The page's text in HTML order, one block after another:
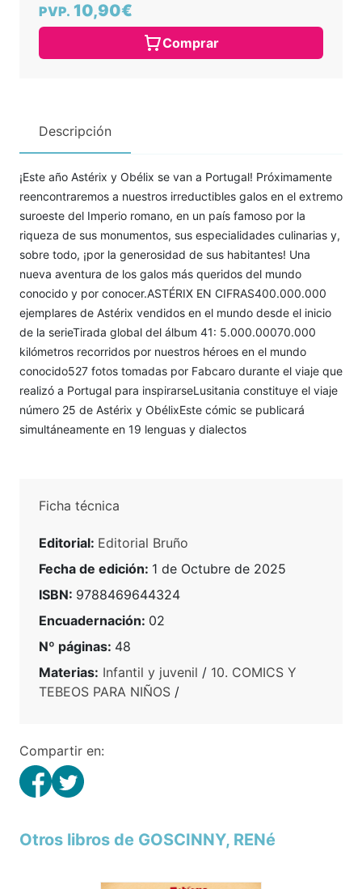
PVP. 10,90€
Comprar
Descripción
¡Este año Astérix y Obélix se van a Portugal! Próximamente
reencontraremos a nuestros irreductibles galos en el extremo
suroeste del Imperio romano, en un país famoso por la
riqueza de sus monumentos, sus especialidades culinarias y,
sobre todo, ¡por la generosidad de sus habitantes! Una
nueva aventura de los galos más queridos del mundo
conocido y por conocer.ASTÉRIX EN CIFRAS400.000.000
ejemplares de Astérix vendidos en el mundo desde el inicio
de la serieTirada global del álbum 41: 5.000.00070.000
kilómetros recorridos por nuestros héroes en el mundo
conocido527 fotos tomadas por Fabcaro durante el viaje que
realizó a Portugal para inspirarseLusitania constituye el viaje
número 25 de Astérix y ObélixEste cómic se publicará
simultáneamente en 19 lenguas y dialectos
Ficha técnica
Editorial: Editorial Bruño
Fecha de edición: 1 de Octubre de 2025
ISBN: 9788469644324
Encuadernación: 02
Nº páginas: 48
Materias: Infantil y juvenil / 10. COMICS Y
TEBEOS PARA NIÑOS /
Compartir en:
Otros libros de GOSCINNY, RENé